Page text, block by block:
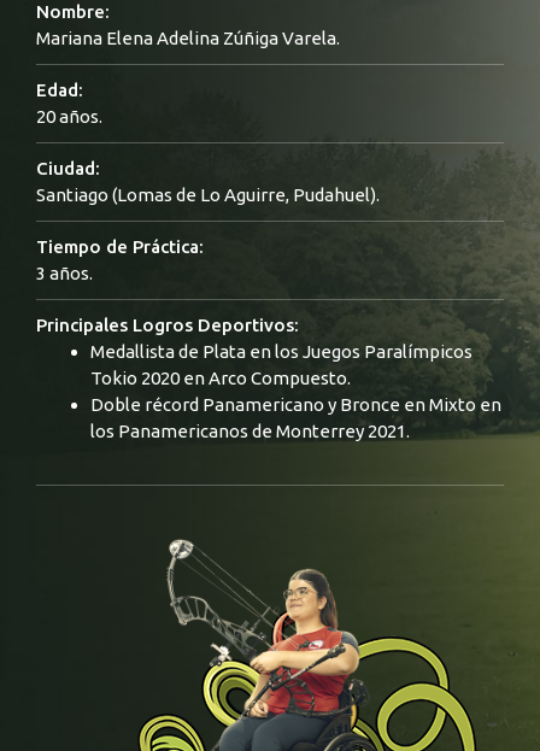
Nombre:
Mariana Elena Adelina Zúñiga Varela.
Edad:
20 años.
Ciudad:
Santiago (Lomas de Lo Aguirre, Pudahuel).
Tiempo de Práctica:
3 años.
Principales Logros Deportivos:
Medallista de Plata en los Juegos Paralímpicos
Tokio 2020 en Arco Compuesto.
Doble récord Panamericano y Bronce en Mixto en
los Panamericanos de Monterrey 2021.